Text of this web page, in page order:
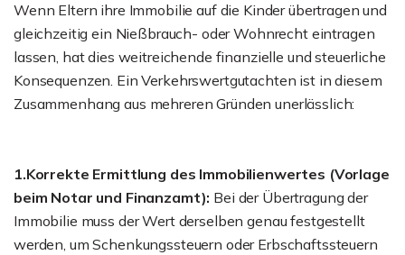
Wenn Eltern ihre Immobilie auf die Kinder übertragen und
gleichzeitig ein Nießbrauch- oder Wohnrecht eintragen
lassen, hat dies weitreichende finanzielle und steuerliche
Konsequenzen. Ein Verkehrswertgutachten ist in diesem
Zusammenhang aus mehreren Gründen unerlässlich:
1.Korrekte Ermittlung des Immobilienwertes (Vorlage
beim Notar und Finanzamt): Bei der Übertragung der
Immobilie muss der Wert derselben genau festgestellt
werden, um Schenkungssteuern oder Erbschaftssteuern